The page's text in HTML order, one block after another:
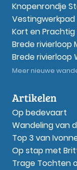
Knopenrondje
Vestingwerkpad
Kort en Prachtig
Brede rivierloop
Brede rivierloop
Meer nieuwe
Artikelen
Op bedevaart
Wandeling van
Top 3 van
Op stap met
Trage Tochten